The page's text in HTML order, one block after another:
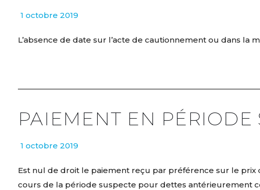
1 octobre 2019
L’absence de date sur l’acte de cautionnement ou dans la
PAIEMENT EN PÉRIODE
1 octobre 2019
Est nul de droit le paiement reçu par préférence sur le
cours de la période suspecte pour dettes antérieurement